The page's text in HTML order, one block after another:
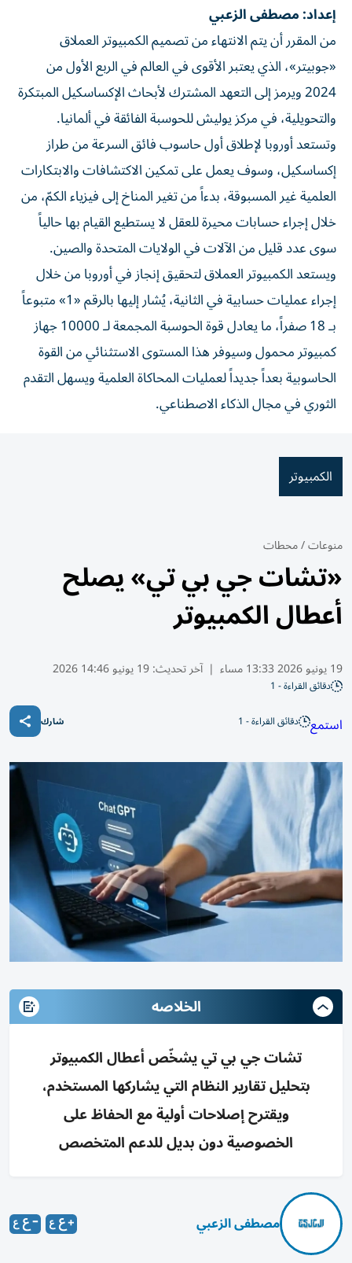
إعداد: مصطفى الزعبي
من المقرر أن يتم الانتهاء من تصميم الكمبيوتر العملاق
«جوبيتر»، الذي يعتبر الأقوى في العالم في الربع الأول من
2024 ويرمز إلى التعهد المشترك لأبحاث الإكساسكيل المبتكرة
والتحويلية، في مركز يوليش للحوسبة الفائقة في ألمانيا.
وتستعد أوروبا لإطلاق أول حاسوب فائق السرعة من طراز
إكساسكيل، وسوف يعمل على تمكين الاكتشافات والابتكارات
العلمية غير المسبوقة، بدءاً من تغير المناخ إلى فيزياء الكمّ، من
خلال إجراء حسابات محيرة للعقل لا يستطيع القيام بها حالياً
سوى عدد قليل من الآلات في الولايات المتحدة والصين.
ويستعد الكمبيوتر العملاق لتحقيق إنجاز في أوروبا من خلال
إجراء عمليات حسابية في الثانية، يُشار إليها بالرقم «1» متبوعاً
بـ 18 صفراً، ما يعادل قوة الحوسبة المجمعة لـ 10000 جهاز
كمبيوتر محمول وسيوفر هذا المستوى الاستثنائي من القوة
الحاسوبية بعداً جديداً لعمليات المحاكاة العلمية ويسهل التقدم
الثوري في مجال الذكاء الاصطناعي.
الكمبيوتر
منوعات/محطات
«تشات جي بي تي» يصلح
أعطال الكمبيوتر
19 يونيو 2026 13:33 مساء | آخر تحديث:19 يونيو 14:46 2026
دقائق القراءة - 1
استمع دقائق القراءة - 1 شارك
الخلاصه
تشات جي بي تي يشخّص أعطال الكمبيوتر
بتحليل تقارير النظام التي يشاركها المستخدم،
ويقترح إصلاحات أولية مع الحفاظ على
الخصوصية دون بديل للدعم المتخصص
مصطفى الزعبي